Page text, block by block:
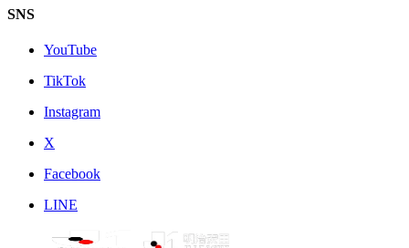
SNS
YouTube
TikTok
Instagram
X
Facebook
LINE